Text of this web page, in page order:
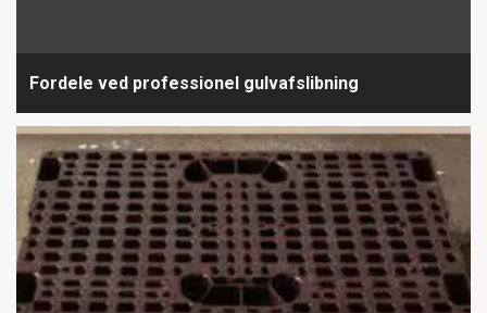
Fordele ved professionel gulvafslibning